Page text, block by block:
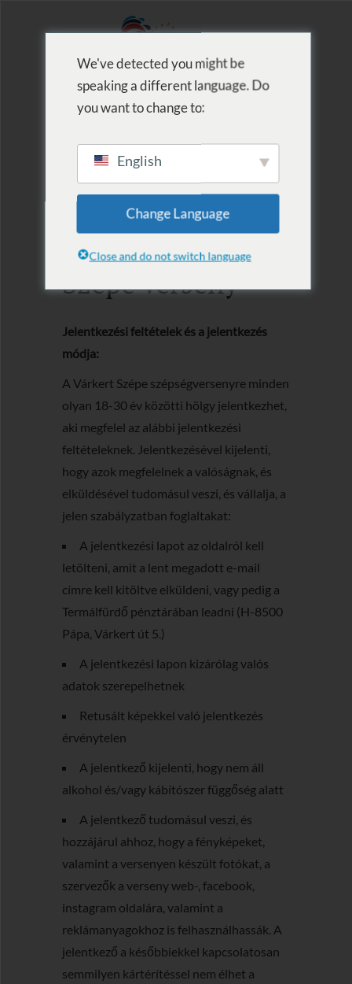
2021.08.08.
Várkertfürdő
Szépe verseny
Jelentkezési feltételek és a jelentkezés
módja:
A Várkert Szépe szépségversenyre minden
olyan 18-30 év közötti hölgy jelentkezhet,
aki megfelel az alábbi jelentkezési
feltételeknek. Jelentkezésével kijelenti,
hogy azok megfelelnek a valóságnak, és
elküldésével tudomásul veszi, és vállalja, a
jelen szabályzatban foglaltakat:
A jelentkezési lapot az oldalról kell
letölteni, amit a lent megadott e-mail
címre kell kitöltve elküldeni, vagy pedig a
Termálfürdő pénztárában leadni (H-8500
Pápa, Várkert út 5.)
A jelentkezési lapon kizárólag valós
adatok szerepelhetnek
Retusált képekkel való jelentkezés
érvénytelen
A jelentkező kijelenti, hogy nem áll
alkohol és/vagy kábítószer függőség alatt
A jelentkező tudomásul veszi, és
hozzájárul ahhoz, hogy a fényképeket,
valamint a versenyen készült fotókat, a
szervezők a verseny web-, facebook,
instagram oldalára, valamint a
reklámanyagokhoz is felhasználhassák. A
jelentkező a későbbiekkel kapcsolatosan
semmilyen kártérítéssel nem élhet a
We've detected you might be
speaking a different language. Do
you want to change to:
English
Change Language
Close and do not switch language